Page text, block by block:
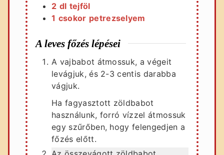
2 dl tejföl
1 csokor petrezselyem
A leves főzés lépései
A vajbabot átmossuk, a végeit
levágjuk, és 2-3 centis darabba
vágjuk.
Ha fagyasztott zöldbabot
használunk, forró vízzel átmossuk
egy szűrőben, hogy felengedjen a
főzés előtt.